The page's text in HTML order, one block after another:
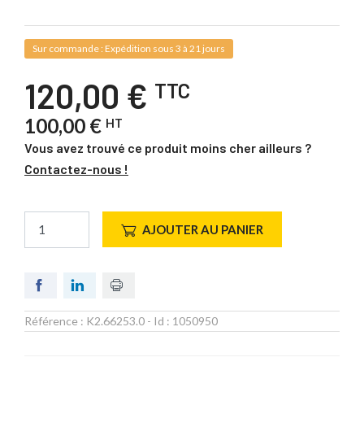
Sur commande : Expédition sous 3 à 21 jours
120,00 € TTC
100,00 € HT
Vous avez trouvé ce produit moins cher ailleurs ?
Contactez-nous !
AJOUTER AU PANIER
Référence : K2.66253.0 - Id : 1050950